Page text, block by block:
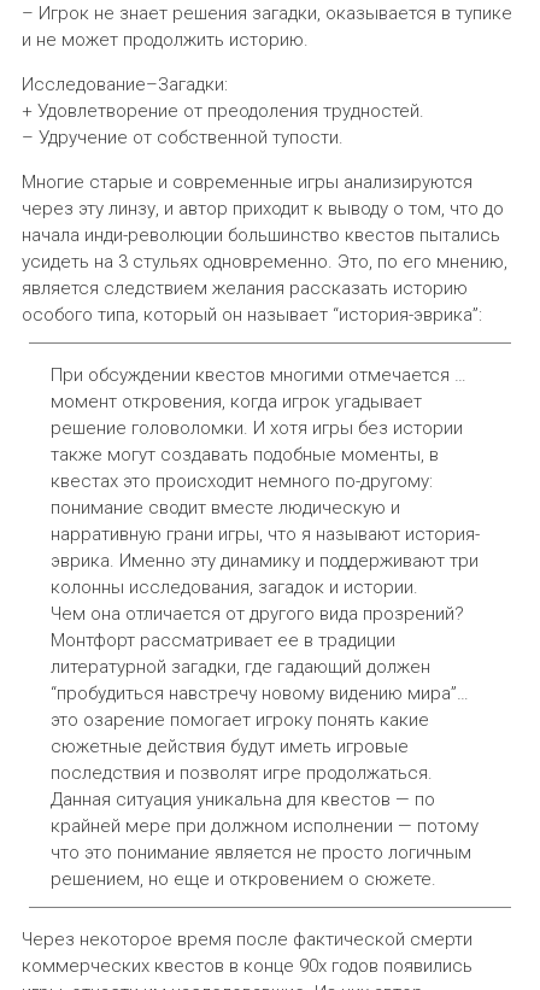
– Игрок не знает решения загадки, оказывается в тупике
и не может продолжить историю.
Исследование–Загадки:
+ Удовлетворение от преодоления трудностей.
– Удручение от собственной тупости.
Многие старые и современные игры анализируются
через эту линзу, и автор приходит к выводу о том, что до
начала инди-революции большинство квестов пытались
усидеть на 3 стульях одновременно. Это, по его мнению,
является следствием желания рассказать историю
особого типа, который он называет “история-эврика”:
При обсуждении квестов многими отмечается …
момент откровения, когда игрок угадывает
решение головоломки. И хотя игры без истории
также могут создавать подобные моменты, в
квестах это происходит немного по-другому:
понимание сводит вместе людическую и
нарративную грани игры, что я называют история-
эврика. Именно эту динамику и поддерживают три
колонны исследования, загадок и истории.
Чем она отличается от другого вида прозрений?
Монтфорт рассматривает ее в традиции
литературной загадки, где гадающий должен
“пробудиться навстречу новому видению мира”…
это озарение помогает игроку понять какие
сюжетные действия будут иметь игровые
последствия и позволят игре продолжаться.
Данная ситуация уникальна для квестов — по
крайней мере при должном исполнении — потому
что это понимание является не просто логичным
решением, но еще и откровением о сюжете.
Через некоторое время после фактической смерти
коммерческих квестов в конце 90х годов появились